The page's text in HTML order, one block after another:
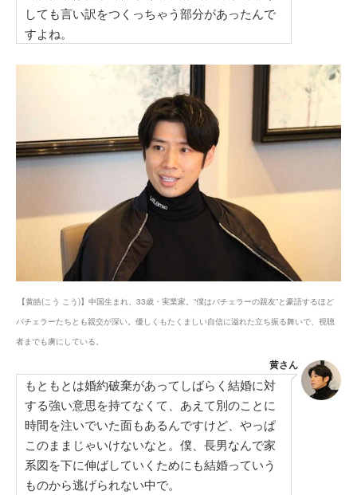
しても言い訳をつくっちゃう部分があったんで
すよね。
【黄皓(こう こう)】中国生まれ、33歳・実業家。“僕はバチェラーの親友”と豪語するほど
バチェラーたちとも親交が深い。優しくもたくましい自信に溢れた立ち振る舞いで、視聴
者までも虜にしている。
黄さん
もともとは婚約破棄があってしばらく結婚に対
する強い意思を持てなくて、あえて別のことに
時間を注いでいた面もあるんですけど、やっぱ
このままじゃいけないなと。僕、長男なんで家
系図を下に伸ばしていくためにも結婚っていう
ものから逃げられない中で。